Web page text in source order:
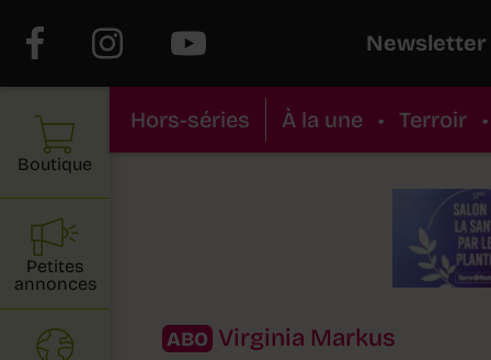
Newsletter
Hors-séries À la une • Terroir •
ABO Virginia Markus
Boutique
Petites
annonces